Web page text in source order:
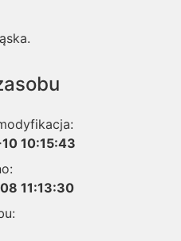
10:15:43
11:13:30